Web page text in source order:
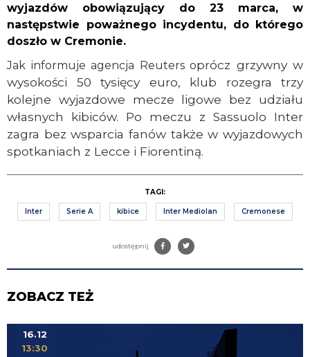
wyjazdów obowiązujący do 23 marca, w
następstwie poważnego incydentu, do którego
doszło w Cremonie.
Jak informuje agencja Reuters oprócz grzywny w
wysokości 50 tysięcy euro, klub rozegra trzy
kolejne wyjazdowe mecze ligowe bez udziału
własnych kibiców. Po meczu z Sassuolo Inter
zagra bez wsparcia fanów także w wyjazdowych
spotkaniach z Lecce i Fiorentiną.
TAGI:
Inter Serie A kibice Inter Mediolan Cremonese
udostępnij
ZOBACZ TEŻ
16.12
13:30